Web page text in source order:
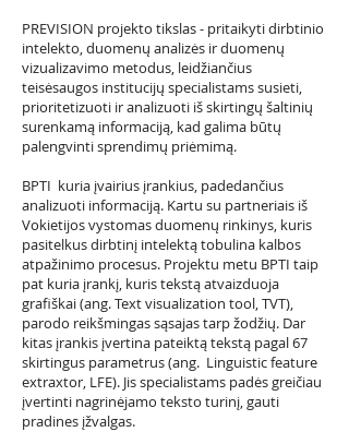
PREVISION projekto tikslas - pritaikyti dirbtinio
intelekto, duomenų analizės ir duomenų
vizualizavimo metodus, leidžiančius
teisėsaugos institucijų specialistams susieti,
prioritetizuoti ir analizuoti iš skirtingų šaltinių
surenkamą informaciją, kad galima būtų
palengvinti sprendimų priėmimą.
BPTI kuria įvairius įrankius, padedančius
analizuoti informaciją. Kartu su partneriais iš
Vokietijos vystomas duomenų rinkinys, kuris
pasitelkus dirbtinį intelektą tobulina kalbos
atpažinimo procesus. Projektu metu BPTI taip
pat kuria įrankį, kuris tekstą atvaizduoja
grafiškai (ang. Text visualization tool, TVT),
parodo reikšmingas sąsajas tarp žodžių. Dar
kitas įrankis įvertina pateiktą tekstą pagal 67
skirtingus parametrus (ang. Linguistic feature
extraxtor, LFE). Jis specialistams padės greičiau
įvertinti nagrinėjamo teksto turinį, gauti
pradines įžvalgas.